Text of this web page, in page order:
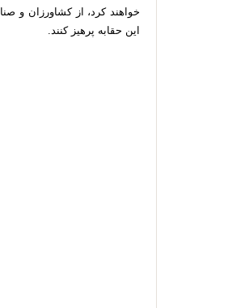
خواهند کرد، از کشاورزان و
این حقابه پرهیز کنند.